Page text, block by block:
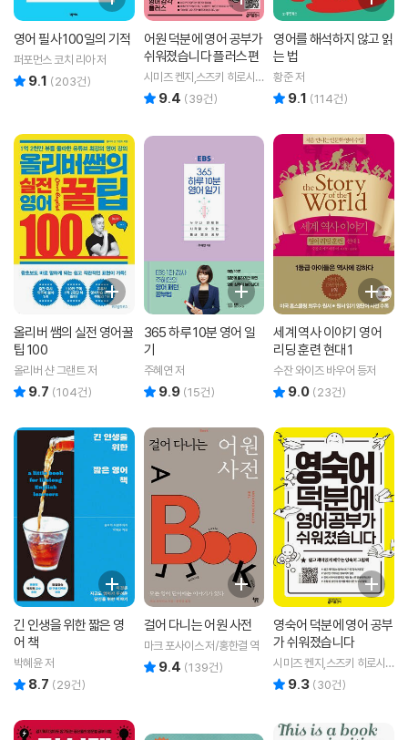
영어 필사 100일의 기적
퍼포먼스 코치 리아 저
9.1 (203건)
어원 덕분에 영어 공부가
쉬워졌습니다 플러스편
시미즈 켄지,스즈키 히로시
공저9.4 (39건)
영어를 해석하지 않고 읽
는 법
황준 저
9.1 (114건)
올리버 쌤의 실전 영어꿀
팁 100
올리버 샨 그랜트 저
9.7 (104건)
365 하루 10분 영어 일
기
주혜연 저
9.9 (15건)
세계 역사 이야기 영어
리딩 훈련 현대 1
수잔 와이즈 바우어 등저
9.0 (23건)
긴 인생을 위한 짧은 영
어 책
박혜윤 저
8.7 (29건)
걸어 다니는 어원 사전
마크 포사이스 저/홍한결 역
9.4 (139건)
영숙어 덕분에 영어 공부
가 쉬워졌습니다
시미즈 켄지,스즈키 히로시
저/키출판사 편집부 역
9.3 (30건)